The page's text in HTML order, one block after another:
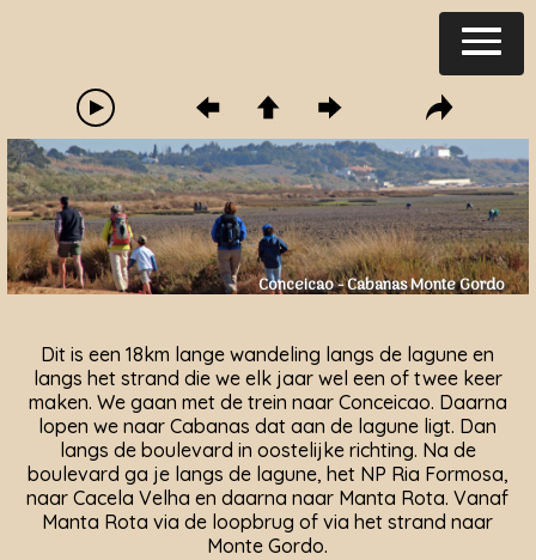
Conceicao - Cabanas Monte Gordo
Dit is een 18km lange wandeling langs de lagune en
langs het strand die we elk jaar wel een of twee keer
maken. We gaan met de trein naar Conceicao. Daarna
lopen we naar Cabanas dat aan de lagune ligt. Dan
langs de boulevard in oostelijke richting. Na de
boulevard ga je langs de lagune, het NP Ria Formosa,
naar Cacela Velha en daarna naar Manta Rota. Vanaf
Manta Rota via de loopbrug of via het strand naar
Monte Gordo.